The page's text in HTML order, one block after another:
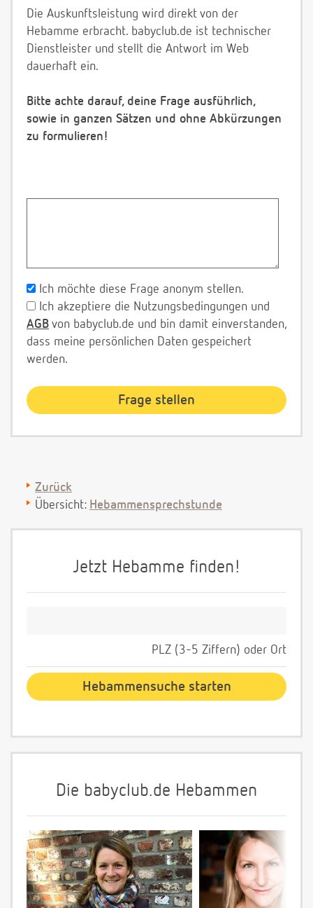
Die Auskunftsleistung wird direkt von der
Hebamme erbracht. babyclub.de ist technischer
Dienstleister und stellt die Antwort im Web
dauerhaft ein.
Bitte achte darauf, deine Frage ausführlich,
sowie in ganzen Sätzen und ohne Abkürzungen
zu formulieren!
Ich möchte diese Frage anonym stellen.
Ich akzeptiere die Nutzungsbedingungen und
AGB von babyclub.de und bin damit einverstanden,
dass meine persönlichen Daten gespeichert
werden.
Zurück
Übersicht: Hebammensprechstunde
Jetzt Hebamme finden!
PLZ (3-5 Ziffern) oder Ort
Die babyclub.de Hebammen